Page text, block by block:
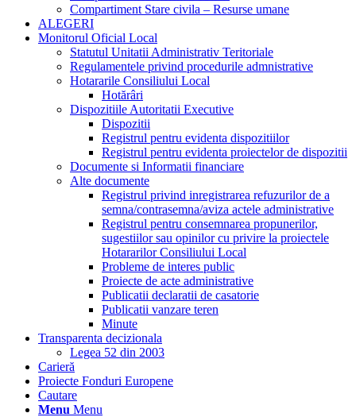
Compartiment Stare civila – Resurse umane
ALEGERI
Monitorul Oficial Local
Statutul Unitatii Administrativ Teritoriale
Regulamentele privind procedurile admnistrative
Hotararile Consiliului Local
Hotărâri
Dispozitiile Autoritatii Executive
Dispozitii
Registrul pentru evidenta dispozitiilor
Registrul pentru evidenta proiectelor de dispozitii
Documente si Informatii financiare
Alte documente
Registrul privind inregistrarea refuzurilor de a
semna/contrasemna/aviza actele administrative
Registrul pentru consemnarea propunerilor,
sugestiilor sau opinilor cu privire la proiectele
Hotararilor Consiliului Local
Probleme de interes public
Proiecte de acte administrative
Publicatii declaratii de casatorie
Publicatii vanzare teren
Minute
Transparenta decizionala
Legea 52 din 2003
Carieră
Proiecte Fonduri Europene
Cautare
Menu Menu